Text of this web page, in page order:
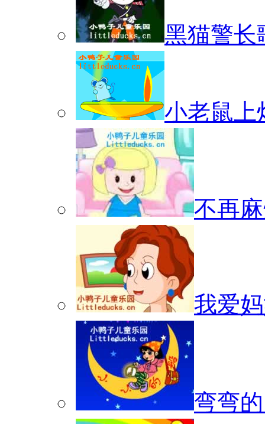
黑猫警长
小老鼠上
不再
我爱
弯弯